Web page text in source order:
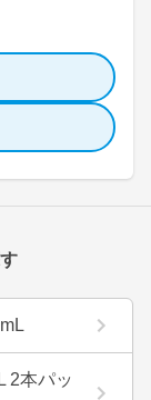
2本パッ